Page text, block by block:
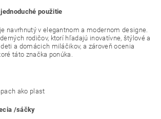
použitie
navrhnutý v elegantnom a modernom designe.
rodičov, ktorí hľadajú inovatívne, štýlové a
a domácich miláčikov, a zároveň ocenia
táto značka ponúka.
ako plast
/sáčky